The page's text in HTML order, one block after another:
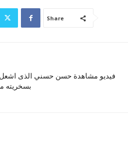
Share
فيديو مشاهدة حسن حسني الذى اشعل
بسخريته